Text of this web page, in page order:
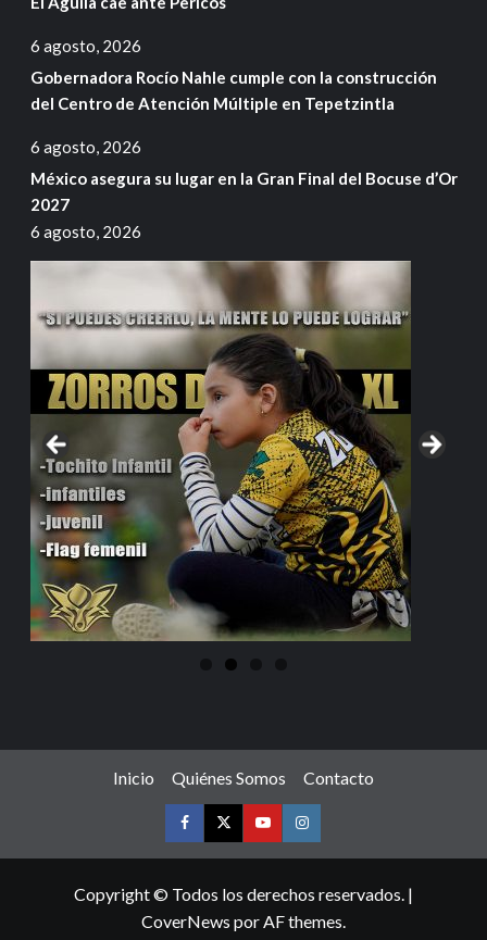
6 agosto, 2026
Gobernadora Rocío Nahle cumple con la construcción
del Centro de Atención Múltiple en Tepetzintla
6 agosto, 2026
México asegura su lugar en la Gran Final del Bocuse d’Or
2027
6 agosto, 2026
Inicio Quiénes Somos Contacto
Copyright © Todos los derechos reservados. |
CoverNews por AF themes.